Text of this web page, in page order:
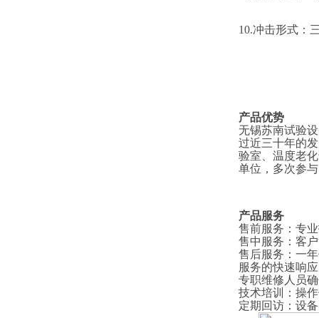
10.冲击形式：
产品优势
无锡苏南试验
过近三十年的
验室、温度老
单位，多次参
产品服务
售前服务 ： 专
售中服务 ： 客
售后服务 ： 一
服务的快速响应
专职维修人员
技术培训
： 操
定期回访 ： 设